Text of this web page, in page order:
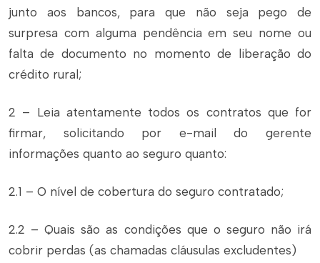
junto aos bancos, para que não seja pego de
surpresa com alguma pendência em seu nome ou
falta de documento no momento de liberação do
crédito rural;
2 – Leia atentamente todos os contratos que for
firmar, solicitando por e-mail do gerente
informações quanto ao seguro quanto:
2.1 – O nível de cobertura do seguro contratado;
2.2 – Quais são as condições que o seguro não irá
cobrir perdas (as chamadas cláusulas excludentes)